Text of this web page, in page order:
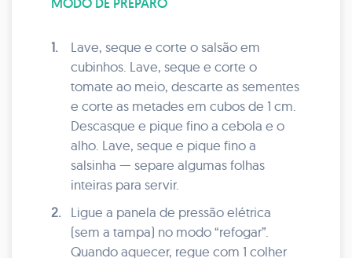
1.
Lave, seque e corte o salsão em
cubinhos. Lave, seque e corte o
tomate ao meio, descarte as sementes
e corte as metades em cubos de 1 cm.
Descasque e pique fino a cebola e o
alho. Lave, seque e pique fino a
salsinha — separe algumas folhas
inteiras para servir.
2.
Ligue a panela de pressão elétrica
(sem a tampa) no modo “refogar”.
Quando aquecer, regue com 1 colher